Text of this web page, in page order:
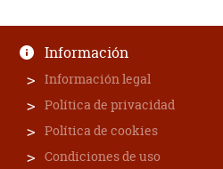
Información
Información legal
Política de privacidad
Política de cookies
Condiciones de uso